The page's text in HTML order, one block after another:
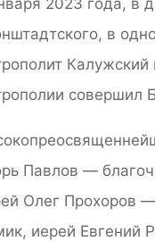
в
Калужский
совершил
Павлов —
Олег Прохоров
иерей Евгений